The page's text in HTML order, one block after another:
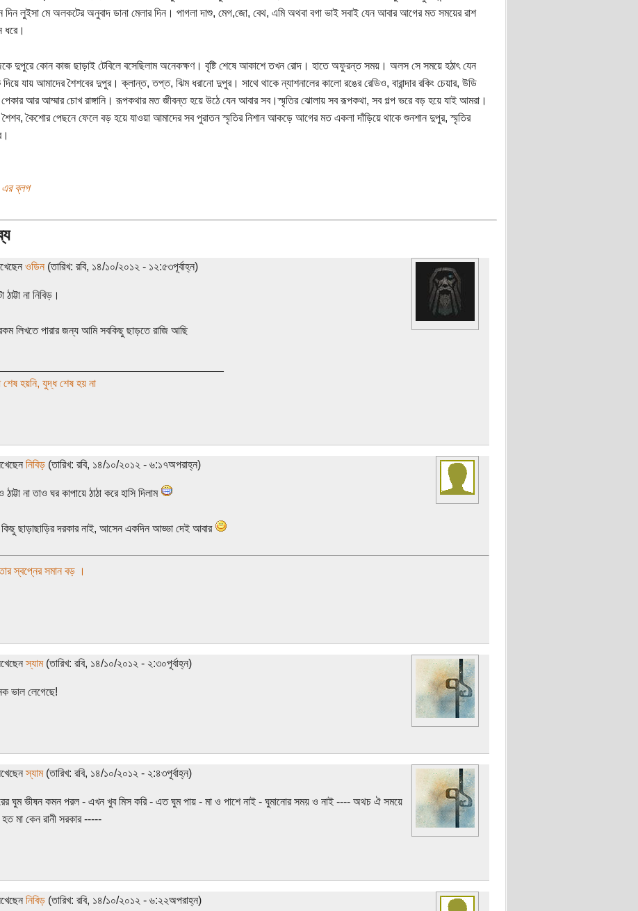
দিন লুইসা মে অলকটের অনুবাদ ডানা মেলার দিন। পাগলা দাশু, মেগ,জো, বেথ, এমি অথবা বগা ভাই সবাই যেন আবার আগের মত সময়ের রাশ
ধরে।
দুপুরে কোন কাজ ছাড়াই টেবিলে বসেছিলাম অনেকক্ষণ। বৃষ্টি শেষে আকাশে তখন রোদ। হাতে অফুরন্ত সময়। অলস সে সময়ে হঠাৎ যেন
যায় আমাদের শৈশবের দুপুর। ক্লান্ত, তপ্ত, ঝিম ধরানো দুপুর। সাথে থাকে ন্যাশনালের কালো রঙের রেডিও, বারান্দার রকিং চেয়ার, উডি
আর আম্মার চোখ রাঙ্গানি। রূপকথার মত জীবন্ত হয়ে উঠে যেন আবার সব।স্মৃতির ঝোলায় সব রূপকথা, সব গল্প ভরে বড় হয়ে যাই আমরা।
কৈশোর পেছনে ফেলে বড় হয়ে যাওয়া আমাদের সব পুরাতন স্মৃতির নিশান আকড়ে আগের মত একলা দাঁড়িয়ে থাকে শুনশান দুপুর, স্মৃতির
এর ব্লগ
ওডিন(তারিখ: রবি, ১৪/১০/২০১২ - ১২:৫৩পূর্বাহ্ন)
ঠাট্টা না নিবিড়।
লিখতে পারার জন্য আমি সবকিছু ছাড়তে রাজি আছি
শেষ হয়নি, যুদ্ধ শেষ হয় না
নিবিড়(তারিখ: রবি, ১৪/১০/২০১২ - ৬:১৭অপরাহ্ন)
ঠাট্টা না তাও ঘর কাপায়ে ঠাঠা করে হাসি দিলাম
ছাড়াছাড়ির দরকার নাই, আসেন একদিন আড্ডা দেই আবার
স্বপ্নের সমান বড় ।
স্যাম(তারিখ: রবি, ১৪/১০/২০১২ - ২:৩০পূর্বাহ্ন)
ভাল লেগেছে!
স্যাম(তারিখ: রবি, ১৪/১০/২০১২ - ২:৪৩পূর্বাহ্ন)
ঘুম ভীষন কমন পরল - এখন খুব মিস করি - এত ঘুম পায় - মা ও পাশে নাই - ঘুমানোর সময় ও নাই ---- অথচ ঐ সময়ে
হত মা কেন রানী সরকার -----
নিবিড়(তারিখ: রবি, ১৪/১০/২০১২ - ৬:২২অপরাহ্ন)